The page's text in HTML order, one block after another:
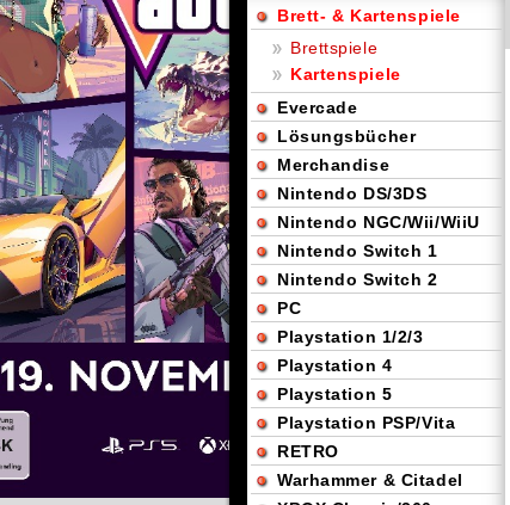
Brett- & Kartenspiele
Brettspiele
Kartenspiele
Evercade
Lösungsbücher
Merchandise
Nintendo DS/3DS
Nintendo NGC/Wii/WiiU
Nintendo Switch 1
Nintendo Switch 2
PC
Playstation 1/2/3
Playstation 4
Playstation 5
Playstation PSP/Vita
RETRO
Warhammer & Citadel